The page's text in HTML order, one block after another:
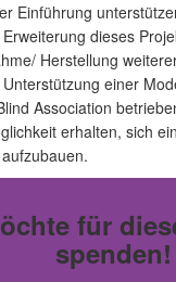
Einführung
dieses
Herstellung
einer
Association
erhalten, sich
für
spenden!